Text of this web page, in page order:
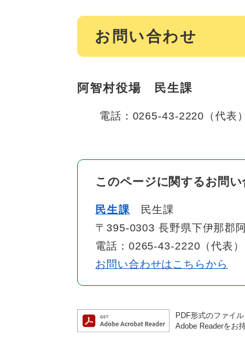
お問い合わせ
阿智村役場 民生課
電話：0265-43-2220（代表
このページに関するお問い
民生課 民生課
〒395-0303 長野県下伊那郡
電話：0265-43-2220（代
お問い合わせはこちらから
PDF形式のファイ
Adobe Readerをお